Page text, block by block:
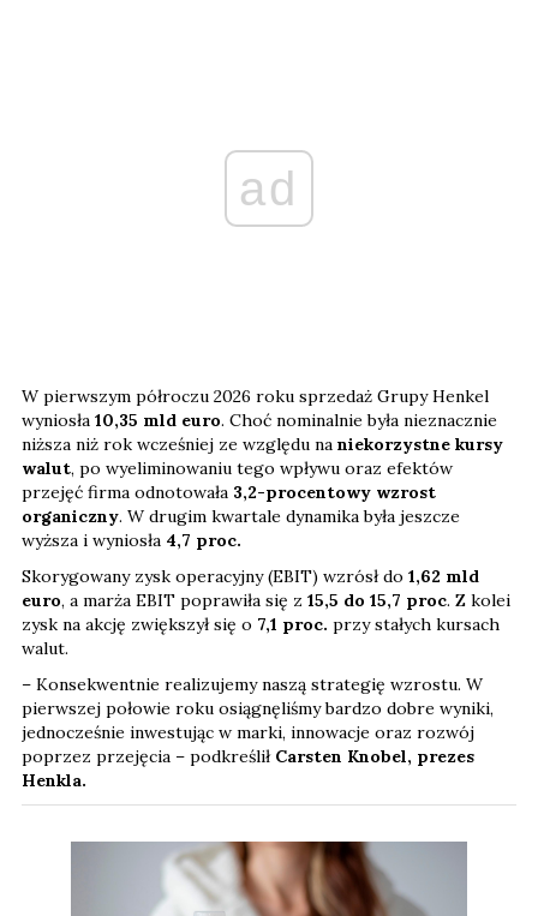
ad
W pierwszym półroczu 2026 roku sprzedaż Grupy Henkel
wyniosła 10,35 mld euro. Choć nominalnie była nieznacznie
niższa niż rok wcześniej ze względu na niekorzystne kursy
walut, po wyeliminowaniu tego wpływu oraz efektów
przejęć firma odnotowała 3,2-procentowy wzrost
organiczny. W drugim kwartale dynamika była jeszcze
wyższa i wyniosła 4,7 proc.
Skorygowany zysk operacyjny (EBIT) wzrósł do 1,62 mld
euro, a marża EBIT poprawiła się z 15,5 do 15,7 proc. Z kolei
zysk na akcję zwiększył się o 7,1 proc. przy stałych kursach
walut.
– Konsekwentnie realizujemy naszą strategię wzrostu. W
pierwszej połowie roku osiągnęliśmy bardzo dobre wyniki,
jednocześnie inwestując w marki, innowacje oraz rozwój
poprzez przejęcia – podkreślił Carsten Knobel, prezes
Henkla.